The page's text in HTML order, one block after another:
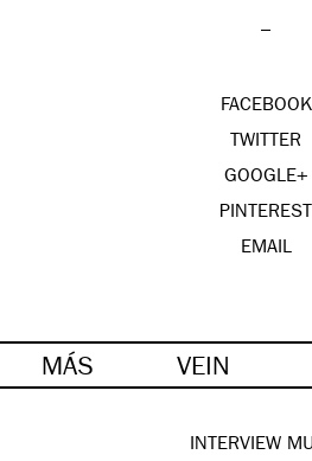
–
FACEBOOK
TWITTER
GOOGLE+
PINTEREST
EMAIL
MÁS VEIN
INTERVIEW